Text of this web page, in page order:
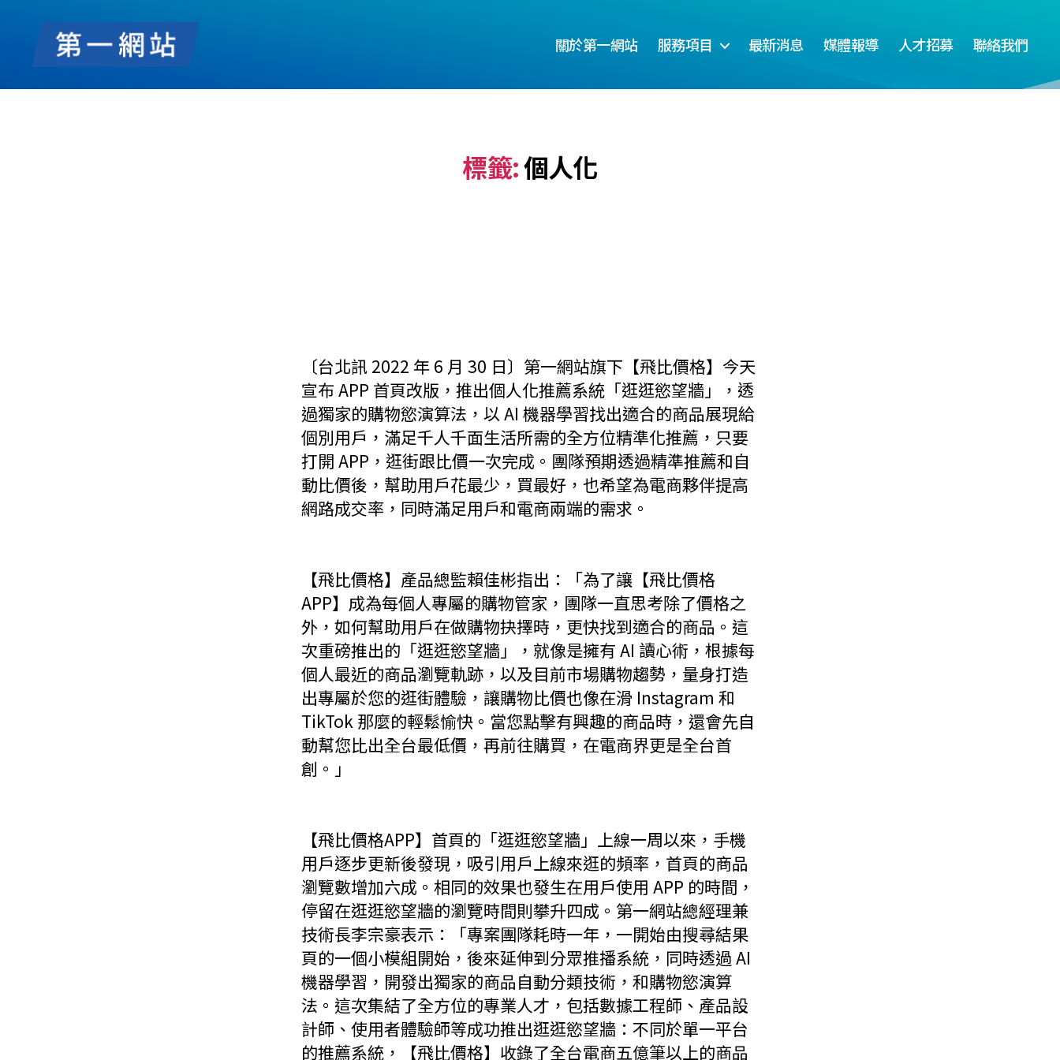
一
關於第一網站 服務項目 最新消息 媒體報導 人才招募 聯絡我們
標籤:個人化
〔台北訊 2022 年 6 月 30 日〕第一網站旗下【飛比價格】今天
宣布 APP 首頁改版，推出個人化推薦系統「逛逛慾望牆」，透
過獨家的購物慾演算法，以 AI 機器學習找出適合的商品展現給
個別用戶，滿足千人千面生活所需的全方位精準化推薦，只要
打開 APP，逛街跟比價一次完成。團隊預期透過精準推薦和自
動比價後，幫助用戶花最少，買最好，也希望為電商夥伴提高
網路成交率，同時滿足用戶和電商兩端的需求。
【飛比價格】產品總監賴佳彬指出：「為了讓【飛比價格
APP】成為每個人專屬的購物管家，團隊一直思考除了價格之
外，如何幫助用戶在做購物抉擇時，更快找到適合的商品。這
次重磅推出的「逛逛慾望牆」，就像是擁有 AI 讀心術，根據每
個人最近的商品瀏覽軌跡，以及目前市場購物趨勢，量身打造
出專屬於您的逛街體驗，讓購物比價也像在滑 Instagram 和
TikTok 那麼的輕鬆愉快。當您點擊有興趣的商品時，還會先自
動幫您比出全台最低價，再前往購買，在電商界更是全台首
創。」
【飛比價格APP】首頁的「逛逛慾望牆」上線一周以來，手機
用戶逐步更新後發現，吸引用戶上線來逛的頻率，首頁的商品
瀏覽數增加六成。相同的效果也發生在用戶使用 APP 的時間，
停留在逛逛慾望牆的瀏覽時間則攀升四成。第一網站總經理兼
技術長李宗豪表示：「專案團隊耗時一年，一開始由搜尋結果
頁的一個小模組開始，後來延伸到分眾推播系統，同時透過 AI
機器學習，開發出獨家的商品自動分類技術，和購物慾演算
法。這次集結了全方位的專業人才，包括數據工程師、產品設
計師、使用者體驗師等成功推出逛逛慾望牆：不同於單一平台
的推薦系統，【飛比價格】收錄了全台電商五億筆以上的商品